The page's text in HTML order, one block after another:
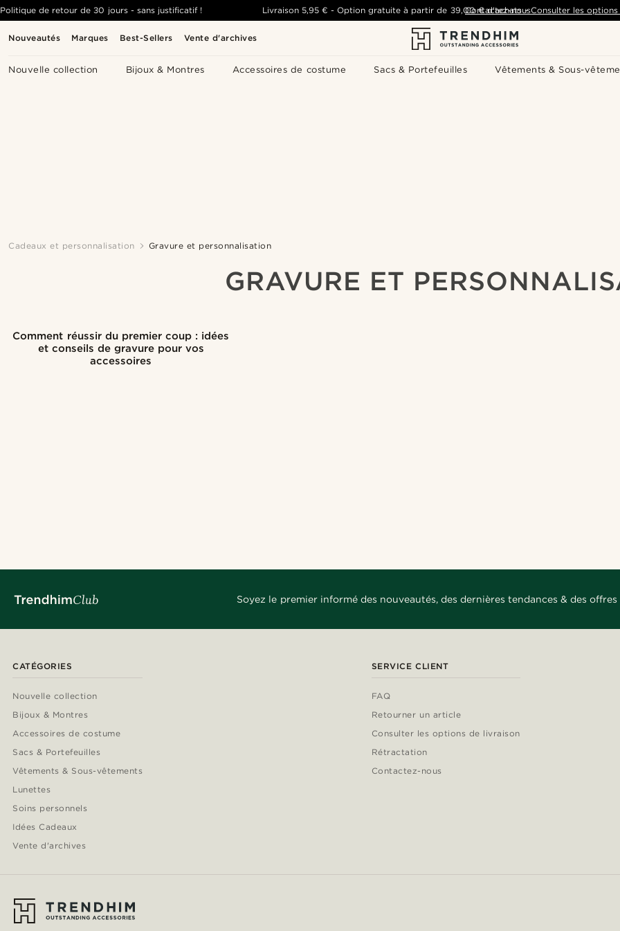
Nouveautés Marques Best-Sellers Vente d'archives
Nouvelle collection Bijoux & Montres Accessoires de costume Sacs & Portefeuilles Vêtements & Sous-
Politique de retour de 30 jours - sans justificatif ! Livraison 5,95 € -Option gratuite à partir de 39,00 € d'achats- Consulter les
Contactez-nous
Cadeaux et personnalisation Gravure et personnalisation
GRAVURE ET
Comment réussir du premier coup : idées
et conseils de gravure pour vos
accessoires
Soyez le premier informé des nouveautés, des dernières tendances & des offres
CATÉGORIES
Nouvelle collection
Bijoux & Montres
Accessoires de costume
Sacs & Portefeuilles
Vêtements & Sous-vêtements
Lunettes
Soins personnels
Idées Cadeaux
Vente d'archives
SERVICE CLIENT
FAQ
Retourner un article
Consulter les options de livraison
Rétractation
Contactez-nous